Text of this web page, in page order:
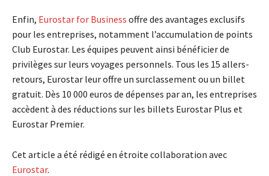
Enfin, Eurostar for Business offre des avantages exclusifs
pour les entreprises, notamment l’accumulation de points
Club Eurostar. Les équipes peuvent ainsi bénéficier de
privilèges sur leurs voyages personnels. Tous les 15 allers-
retours, Eurostar leur offre un surclassement ou un billet
gratuit. Dès 10 000 euros de dépenses par an, les entreprises
accèdent à des réductions sur les billets Eurostar Plus et
Eurostar Premier.
Cet article a été rédigé en étroite collaboration avec
Eurostar.